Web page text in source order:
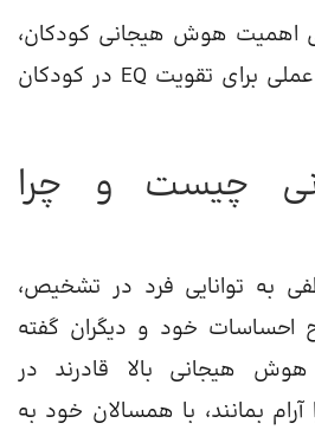
اهمیت هوش هیجانی کودکان،
مزایای آن و ۱۰ تکنیک عملی برای تقویت EQ در کودکان
چیست و چرا
به توانایی فرد در تشخیص،
احساسات خود و دیگران گفته
هیجانی بالا قادرند در
بمانند، با همسالان خود به